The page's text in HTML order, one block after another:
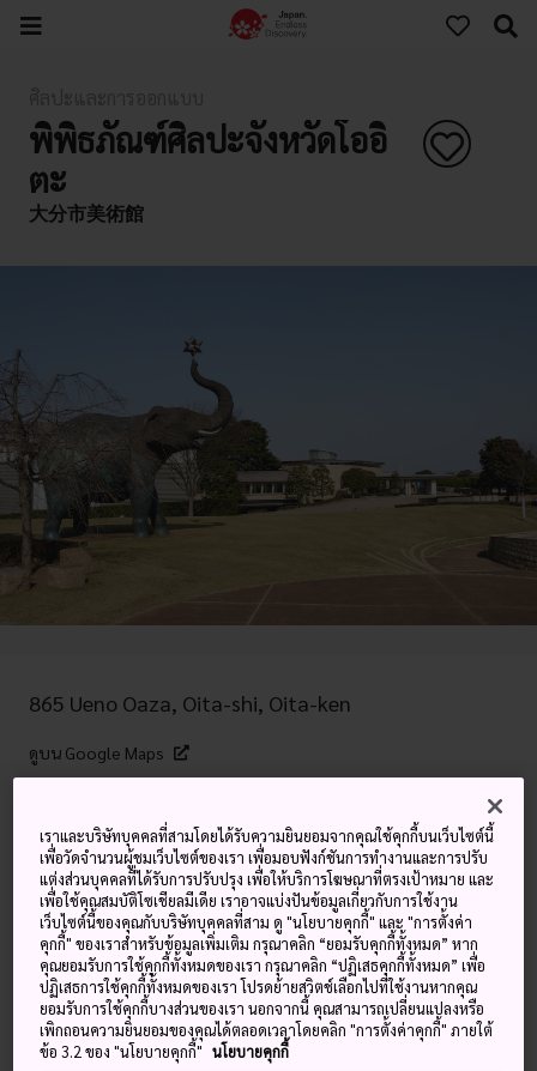
พิพิธภัณฑ์ศิลปะจังหวัดโออิ
ตะ
大分市美術館
865 Ueno Oaza, Oita-shi, Oita-ken
ดูบน Google Maps
คำสำคัญ แผนที่
สมบัติล้ำค่าจากศิลปินทั่วทั้งภูมิภาค
พิพิธภัณฑ์ศิลปะเมืองโออิตะนำเสนอผลงานกว่า 3,300 ชิ้น
รังสรรค์โดยศิลปินสมัยใหม่และศิลปินร่วมสมัยมากมาย บางชิ้น
เราและบริษัทบุคคลที่สามโดยได้รับความยินยอมจากคุณใช้คุกกี้บนเว็บไซต์นี้
เพื่อวัดจำนวนผู้ชมเว็บไซต์ของเรา เพื่อมอบฟังก์ชันการทำงานและการปรับ
แต่งส่วนบุคคลที่ได้รับการปรับปรุง เพื่อให้บริการโฆษณาที่ตรงเป้าหมาย และ
เพื่อใช้คุณสมบัติโซเชียลมีเดีย เราอาจแบ่งปันข้อมูลเกี่ยวกับการใช้งาน
เว็บไซต์นี้ของคุณกับบริษัทบุคคลที่สาม ดู "นโยบายคุกกี้" และ "การตั้งค่า
คุกกี้" ของเราสำหรับข้อมูลเพิ่มเติม กรุณาคลิก “ยอมรับคุกกี้ทั้งหมด” หาก
คุณยอมรับการใช้คุกกี้ทั้งหมดของเรา กรุณาคลิก “ปฏิเสธคุกกี้ทั้งหมด” เพื่อ
ปฏิเสธการใช้คุกกี้ทั้งหมดของเรา โปรดย้ายสวิตช์เลือกไปที่ใช้งานหากคุณ
ยอมรับการใช้คุกกี้บางส่วนของเรา นอกจากนี้ คุณสามารถเปลี่ยนแปลงหรือ
เพิกถอนความยินยอมของคุณได้ตลอดเวลาโดยคลิก "การตั้งค่าคุกกี้" ภายใต้
ข้อ 3.2 ของ "นโยบายคุกกี้" นโยบายคุกกี้